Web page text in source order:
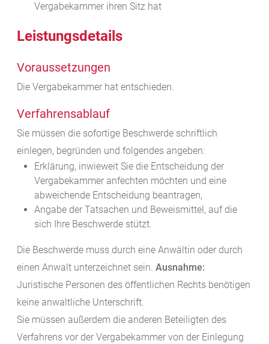
Vergabekammer ihren Sitz hat
Leistungsdetails
Voraussetzungen
Die Vergabekammer hat entschieden.
Verfahrensablauf
Sie müssen die sofortige Beschwerde schriftlich
einlegen, begründen und folgendes angeben:
Erklärung, inwieweit Sie die Entscheidung der
Vergabekammer anfechten möchten und eine
abweichende Entscheidung beantragen,
Angabe der Tatsachen und Beweismittel, auf die
sich Ihre Beschwerde stützt.
Die Beschwerde muss durch eine Anwältin oder durch
einen Anwalt unterzeichnet sein. Ausnahme:
Juristische Personen des öffentlichen Rechts benötigen
keine anwaltliche Unterschrift.
Sie müssen außerdem die anderen Beteiligten des
Verfahrens vor der Vergabekammer von der Einlegung